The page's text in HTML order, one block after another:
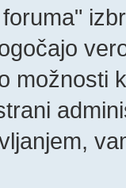
možnosti